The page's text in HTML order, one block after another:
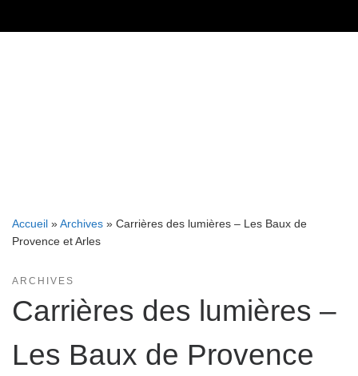
Accueil »Archives » Carrières des lumières – Les Baux de
Provence et Arles
ARCHIVES
Carrières des lumières –
Les Baux de Provence